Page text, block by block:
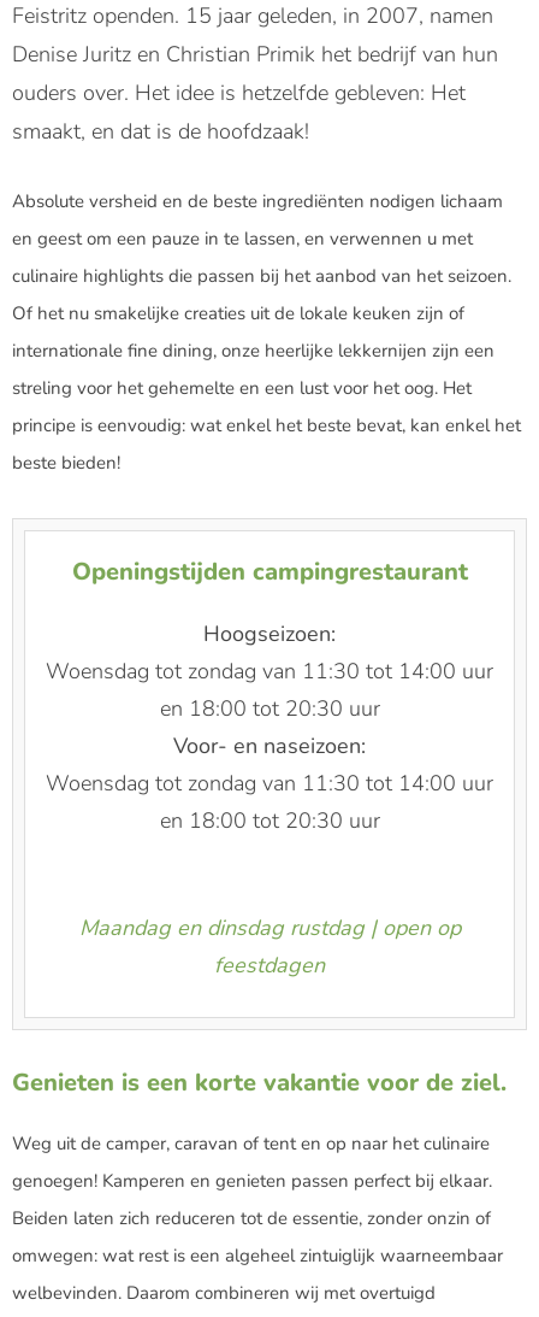
Feistritz openden. 15 jaar geleden, in 2007, namen
Denise Juritz en Christian Primik het bedrijf van hun
ouders over. Het idee is hetzelfde gebleven: Het
smaakt, en dat is de hoofdzaak!
Absolute versheid en de beste ingrediënten nodigen lichaam
en geest om een pauze in te lassen, en verwennen u met
culinaire highlights die passen bij het aanbod van het seizoen.
Of het nu smakelijke creaties uit de lokale keuken zijn of
internationale fine dining, onze heerlijke lekkernijen zijn een
streling voor het gehemelte en een lust voor het oog. Het
principe is eenvoudig: wat enkel het beste bevat, kan enkel het
beste bieden!
Openingstijden campingrestaurant
Hoogseizoen:
Woensdag tot zondag van 11:30 tot 14:00 uur
en 18:00 tot 20:30 uur
Voor- en naseizoen:
Woensdag tot zondag van 11:30 tot 14:00 uur
en 18:00 tot 20:30 uur
Maandag en dinsdag rustdag | open op
feestdagen
Genieten is een korte vakantie voor de ziel.
Weg uit de camper, caravan of tent en op naar het culinaire
genoegen! Kamperen en genieten passen perfect bij elkaar.
Beiden laten zich reduceren tot de essentie, zonder onzin of
omwegen: wat rest is een algeheel zintuiglijk waarneembaar
welbevinden. Daarom combineren wij met overtuigd